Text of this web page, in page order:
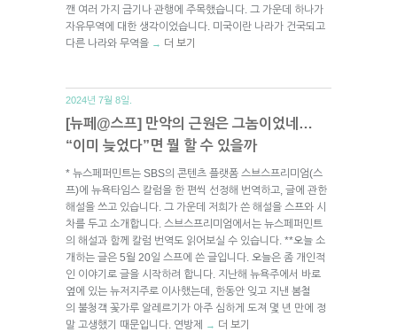
깬 여러 가지 금기나 관행에 주목했습니다. 그 가운데 하나가
자유무역에 대한 생각이었습니다. 미국이란 나라가 건국되고
다른 나라와 무역을 → 더 보기
2024년 7월 8일.
[뉴페@스프] 만악의 근원은 그놈이었네…
“이미 늦었다”면 뭘 할 수 있을까
* 뉴스페퍼민트는 SBS의 콘텐츠 플랫폼 스브스프리미엄(스
프)에 뉴욕타임스 칼럼을 한 편씩 선정해 번역하고, 글에 관한
해설을 쓰고 있습니다. 그 가운데 저희가 쓴 해설을 스프와 시
차를 두고 소개합니다. 스브스프리미엄에서는 뉴스페퍼민트
의 해설과 함께 칼럼 번역도 읽어보실 수 있습니다. **오늘 소
개하는 글은 5월 20일 스프에 쓴 글입니다. 오늘은 좀 개인적
인 이야기로 글을 시작하려 합니다. 지난해 뉴욕주에서 바로
옆에 있는 뉴저지주로 이사했는데, 한동안 잊고 지낸 봄철
의 불청객 꽃가루 알레르기가 아주 심하게 도져 몇 년 만에 정
말 고생했기 때문입니다. 연방제
→ 더 보기